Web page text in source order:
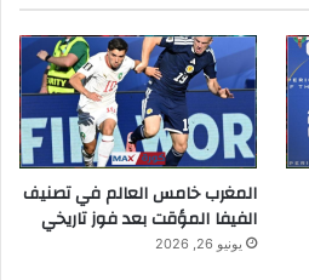
المغرب خامس العالم في تصنيف
الفيفا المؤقت بعد فوز تاريخي
يونيو 26, 2026